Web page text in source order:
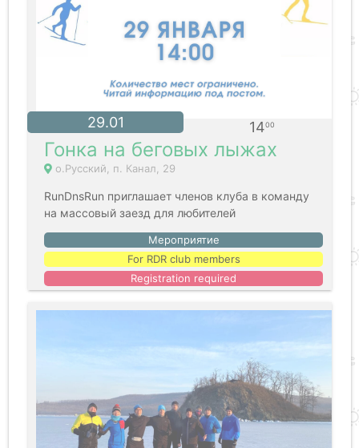
29.01 1400
Гонка на беговых лыжах
о.Русский, п. Канал, 29
RunDnsRun приглашает членов клуба в команду
на массовый заезд для любителей
Мероприятие
For RDR club members
Registration required